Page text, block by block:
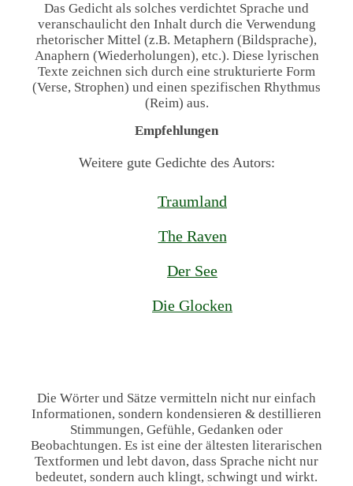
Das Gedicht als solches verdichtet Sprache und
veranschaulicht den Inhalt durch die Verwendung
rhetorischer Mittel (z.B. Metaphern (Bildsprache),
Anaphern (Wiederholungen), etc.). Diese lyrischen
Texte zeichnen sich durch eine strukturierte Form
(Verse, Strophen) und einen spezifischen Rhythmus
(Reim) aus.
Empfehlungen
Weitere gute Gedichte des Autors:
Traumland
The Raven
Der See
Die Glocken
Die Wörter und Sätze vermitteln nicht nur einfach
Informationen, sondern kondensieren & destillieren
Stimmungen, Gefühle, Gedanken oder
Beobachtungen. Es ist eine der ältesten literarischen
Textformen und lebt davon, dass Sprache nicht nur
bedeutet, sondern auch klingt, schwingt und wirkt.